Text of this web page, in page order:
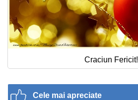
Craciun Fericit!
Cele mai apreciate